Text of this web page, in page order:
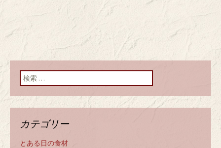
検索:
カテゴリー
とある日の食材